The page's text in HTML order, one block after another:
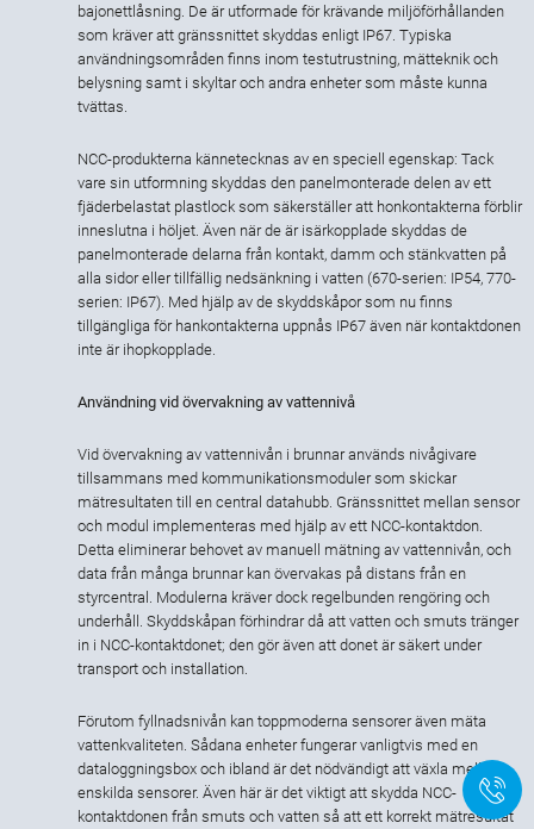
bajonettlåsning. De är utformade för krävande miljöförhållanden
som kräver att gränssnittet skyddas enligt IP67. Typiska
användningsområden finns inom testutrustning, mätteknik och
belysning samt i skyltar och andra enheter som måste kunna
tvättas.
NCC-produkterna kännetecknas av en speciell egenskap: Tack
vare sin utformning skyddas den panelmonterade delen av ett
fjäderbelastat plastlock som säkerställer att honkontakterna förblir
inneslutna i höljet. Även när de är isärkopplade skyddas de
panelmonterade delarna från kontakt, damm och stänkvatten på
alla sidor eller tillfällig nedsänkning i vatten (670-serien: IP54, 770-
serien: IP67). Med hjälp av de skyddskåpor som nu finns
tillgängliga för hankontakterna uppnås IP67 även när kontaktdonen
inte är ihopkopplade.
Användning vid övervakning av vattennivå
Vid övervakning av vattennivån i brunnar används nivågivare
tillsammans med kommunikationsmoduler som skickar
mätresultaten till en central datahubb. Gränssnittet mellan sensor
och modul implementeras med hjälp av ett NCC-kontaktdon.
Detta eliminerar behovet av manuell mätning av vattennivån, och
data från många brunnar kan övervakas på distans från en
styrcentral. Modulerna kräver dock regelbunden rengöring och
underhåll. Skyddskåpan förhindrar då att vatten och smuts tränger
in i NCC-kontaktdonet; den gör även att donet är säkert under
transport och installation.
Förutom fyllnadsnivån kan toppmoderna sensorer även mäta
vattenkvaliteten. Sådana enheter fungerar vanligtvis med en
dataloggningsbox och ibland är det nödvändigt att växla mellan
enskilda sensorer. Även här är det viktigt att skydda NCC-
kontaktdonen från smuts och vatten så att ett korrekt mätresultat